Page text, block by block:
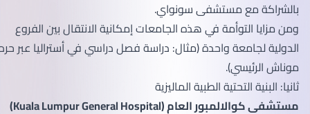
بالشراكة مع مستشفى سونواي.
ومن مزايا التوأمة في هذه الجامعات إمكانية الانتقال بين الفروع
الدولية لجامعة واحدة (مثال: دراسة فصل دراسي في أستراليا عبر حرم
موناش الرئيسي).
ثانيا: البنية التحتية الطبية الماليزية
مستشفى كوالالمبور العام (Kuala Lumpur General Hospital)